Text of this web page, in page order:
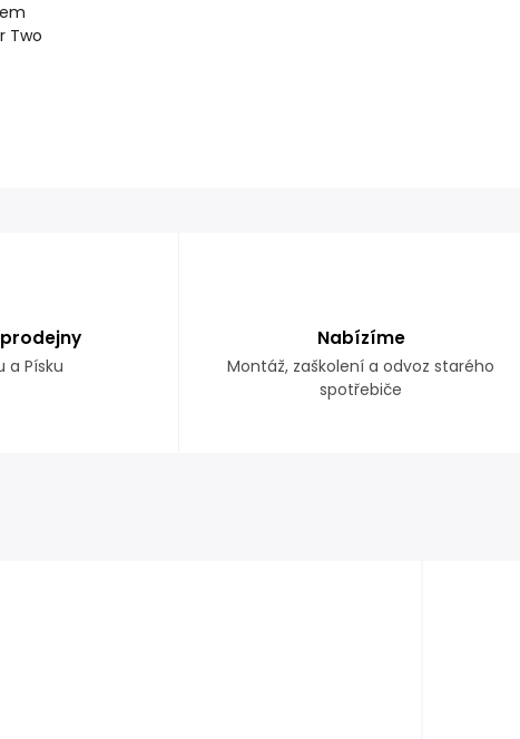
Two
a Písku
Nabízíme
Montáž, zaškolení a odvoz starého
spotřebiče